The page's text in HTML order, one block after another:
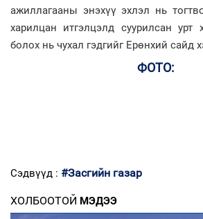
ажиллагааны энэхүү эхлэл нь
харилцан итгэлцэлд суурилсан урт
болох нь чухал гэдгийг Ерөнхий сайд
ФОТО:
Сэдвүүд : #Засгийн газар
ХОЛБООТОЙ МЭДЭЭ